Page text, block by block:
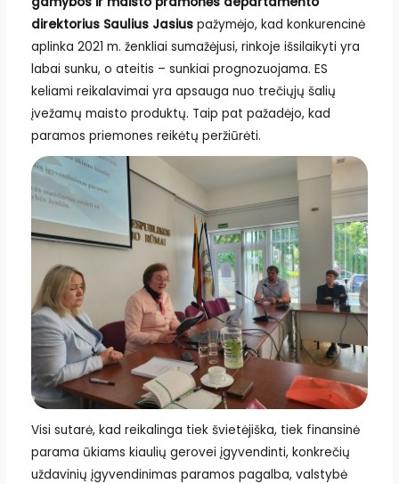
direktorius Saulius Jasiuspažymėjo, kad konkurencinė
aplinka 2021 m. ženkliai sumažėjusi, rinkoje išsilaikyti yra
labai sunku, o ateitis – sunkiai prognozuojama. ES
keliami reikalavimai yra apsauga nuo trečiųjų šalių
įvežamų maisto produktų. Taip pat pažadėjo, kad
paramos priemones reikėtų peržiūrėti.
Visi sutarė, kad reikalinga tiek švietėjiška, tiek finansinė
parama ūkiams kiaulių gerovei įgyvendinti, konkrečių
uždavinių įgyvendinimas paramos pagalba, valstybė